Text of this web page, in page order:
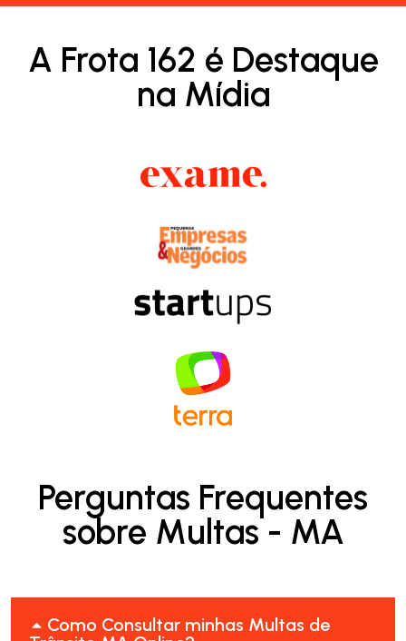
A Frota 162 é Destaque
na Mídia
Perguntas Frequentes
sobre Multas - MA
Como Consultar minhas Multas de